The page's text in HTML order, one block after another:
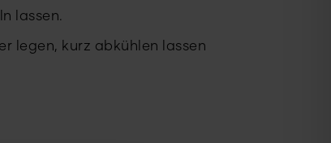
lassen.
legen, kurz abkühlen lassen